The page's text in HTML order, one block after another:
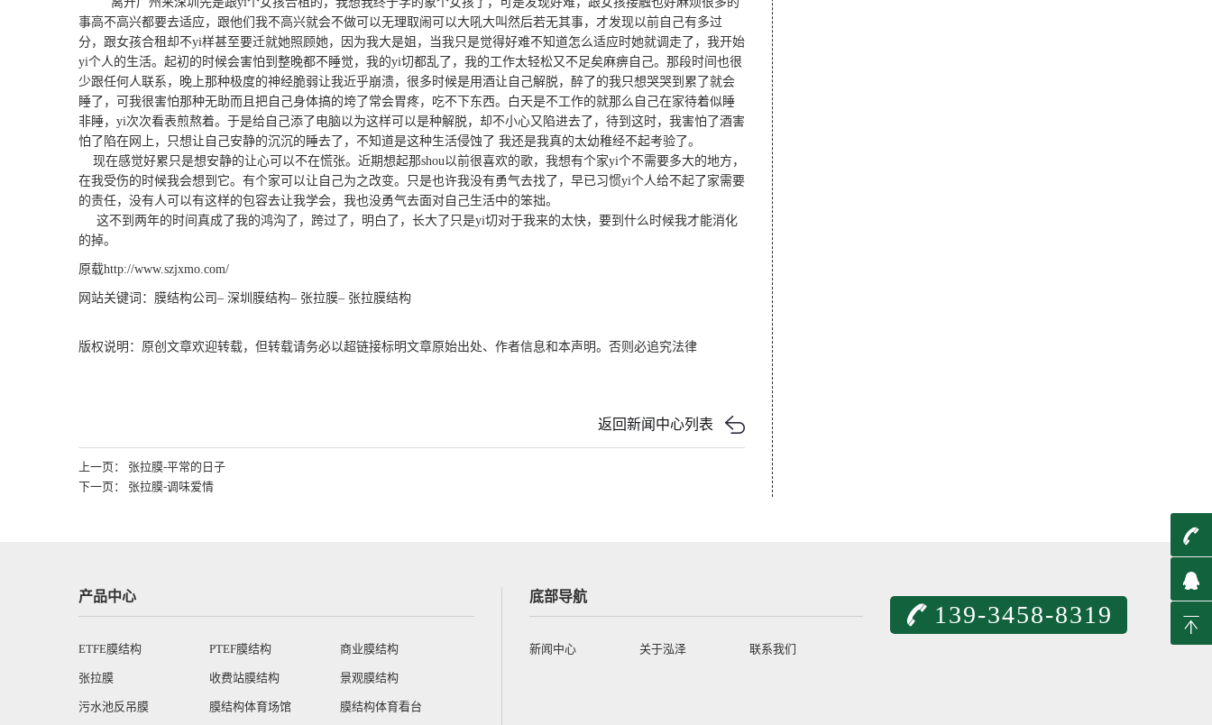
事高不高兴都要去适应，跟他们我不高兴就会不做可以无理取闹可以大吼大叫然后若无其事，才发现以前自己有多过
分，跟女孩合租却不yi样甚至要迁就她照顾她，因为我大是姐，当我只是觉得好难不知道怎么适应时她就调走了，我开始
yi个人的生活。起初的时候会害怕到整晚都不睡觉，我的yi切都乱了，我的工作太轻松又不足矣麻痹自己。那段时间也很
少跟任何人联系，晚上那种极度的神经脆弱让我近乎崩溃，很多时候是用酒让自己解脱，醉了的我只想哭哭到累了就会
睡了，可我很害怕那种无助而且把自己身体搞的垮了常会胃疼，吃不下东西。白天是不工作的就那么自己在家待着似睡
非睡，yi次次看表煎熬着。于是给自己添了电脑以为这样可以是种解脱，却不小心又陷进去了，待到这时，我害怕了酒害
怕了陷在网上，只想让自己安静的沉沉的睡去了，不知道是这种生活侵蚀了 我还是我真的太幼稚经不起考验了。
现在感觉好累只是想安静的让心可以不在慌张。近期想起那shou以前很喜欢的歌，我想有个家yi个不需要多大的地方，
在我受伤的时候我会想到它。有个家可以让自己为之改变。只是也许我没有勇气去找了，早已习惯yi个人给不起了家需要
的责任，没有人可以有这样的包容去让我学会，我也没勇气去面对自己生活中的笨拙。
这不到两年的时间真成了我的鸿沟了，跨过了，明白了，长大了只是yi切对于我来的太快，要到什么时候我才能消化
的掉。
原载http://www.szjxmo.com/
网站关键词： 膜结构公司 – 深圳膜结构– 张拉膜– 张拉膜结构
版权说明：原创文章欢迎转载，但转载请务必以超链接标明文章原始出处、作者信息和本声明。否则必追究法律
返回新闻中心列表
上一页： 张拉膜-平常的日子
下一页： 张拉膜-调味爱情
产品中心
ETFE膜结构 PTEF膜结构 商业膜结构
张拉膜 收费站膜结构 景观膜结构
污水池反吊膜 膜结构体育场馆 膜结构体育看台
底部导航
新闻中心 关于泓泽 联系我们
139-3458-8319
t
q
T